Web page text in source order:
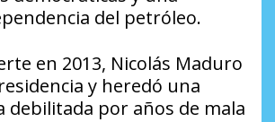
del petróleo.
en 2013, Nicolás Maduro
y heredó una
debilitada por años de mala